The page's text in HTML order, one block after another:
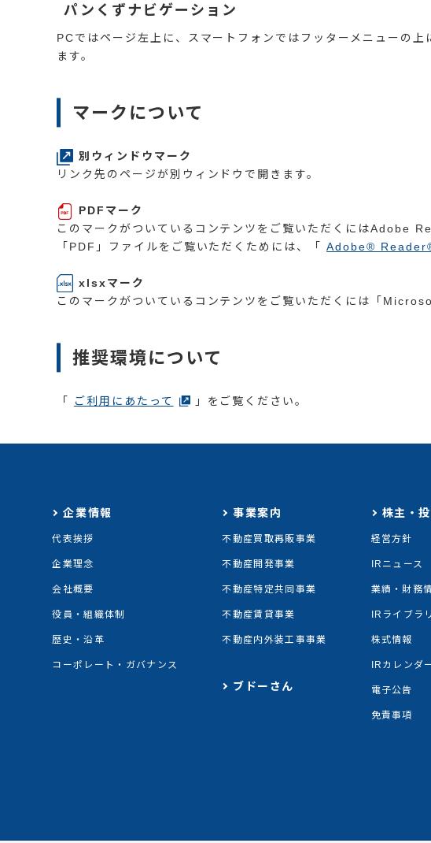
パンくずナビゲーション
PCではページ左上に、スマートフォンではフッターメニューの
ます。
マークについて
別ウィンドウマーク
リンク先のページが別ウィンドウで開きます。
PDFマーク
このマークがついているコンテンツをご覧いただくにはAdobe
「PDF」ファイルをご覧いただくためには、「Adobe®
xlsxマーク
このマークがついているコンテンツをご覧いただくには「
推奨環境について
「 ご利用にあたって 」をご覧ください。
企業情報
代表挨拶
企業理念
会社概要
役員・組織体制
歴史・沿革
コーポレート・ガバナンス
事業案内
不動産買取再販事業
不動産開発事業
不動産特定共同事業
不動産賃貸事業
不動産内外装工事事業
ブドーさん
株主・
経営方針
IRニュース
業績・財務
IRライブラ
株式情報
IRカレンダ
電子公告
免責事項